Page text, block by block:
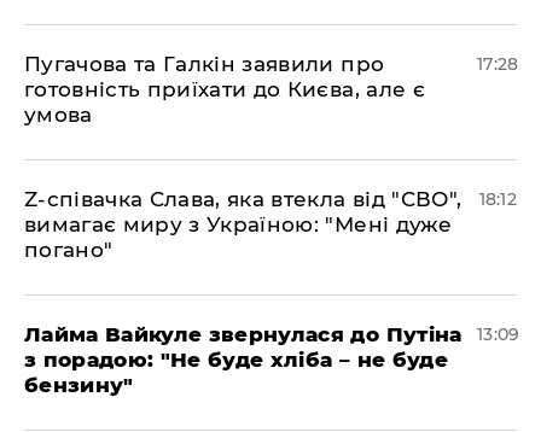
​Пугачова та Галкін заявили про
готовність приїхати до Києва, але є
умова
17:28
​Z-співачка Слава, яка втекла від "СВО",
вимагає миру з Україною: "Мені дуже
погано"
18:12
Лайма Вайкуле звернулася до Путіна
з порадою: "Не буде хліба – не буде
бензину"
13:09